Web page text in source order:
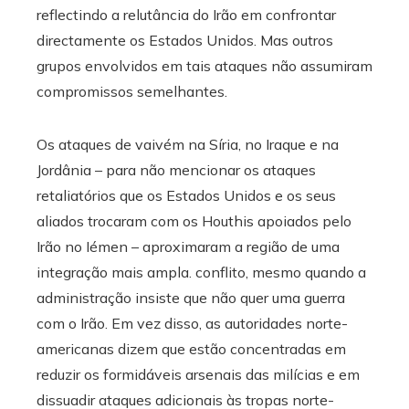
reflectindo a relutância do Irão em confrontar
directamente os Estados Unidos. Mas outros
grupos envolvidos em tais ataques não assumiram
compromissos semelhantes.
Os ataques de vaivém na Síria, no Iraque e na
Jordânia – para não mencionar os ataques
retaliatórios que os Estados Unidos e os seus
aliados trocaram com os Houthis apoiados pelo
Irão no Iémen – aproximaram a região de uma
integração mais ampla. conflito, mesmo quando a
administração insiste que não quer uma guerra
com o Irão. Em vez disso, as autoridades norte-
americanas dizem que estão concentradas em
reduzir os formidáveis ​​arsenais das milícias e em
dissuadir ataques adicionais às tropas norte-